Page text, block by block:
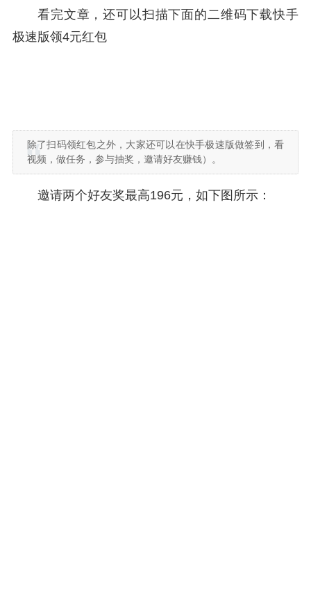
看完文章，还可以扫描下面的二维码下载快手
极速版领4元红包
除了扫码领红包之外，大家还可以在快手极速版做签到，看
视频，做任务，参与抽奖，邀请好友赚钱）。
邀请两个好友奖最高196元，如下图所示：